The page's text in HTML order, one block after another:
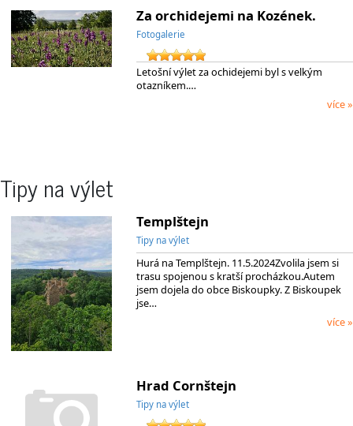
Za orchidejemi na Kozének.
Fotogalerie
Letošní výlet za ochidejemi byl s velkým
otazníkem.…
více »
Tipy na výlet
Templštejn
Tipy na výlet
Hurá na Templštejn. 11.5.2024Zvolila jsem si
trasu spojenou s kratší procházkou.Autem
jsem dojela do obce Biskoupky. Z Biskoupek
jse…
více »
Hrad Cornštejn
Tipy na výlet